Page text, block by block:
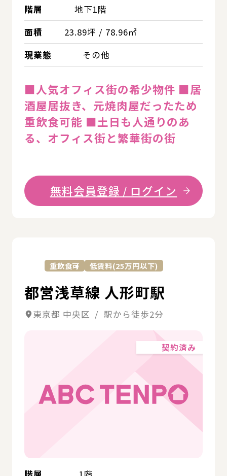
階層
地下1階
面積
23.89坪 / 78.96㎡
現業態
その他
■人気オフィス街の希少物件 ■居
酒屋居抜き、元焼肉屋だったため
重飲食可能 ■土日も人通りのあ
る、オフィス街と繁華街の街
無料会員登録 / ログイン
重飲食可 低賃料(25万円以下)
都営浅草線 人形町駅
東京都 中央区 / 駅から徒歩2分
契約済み